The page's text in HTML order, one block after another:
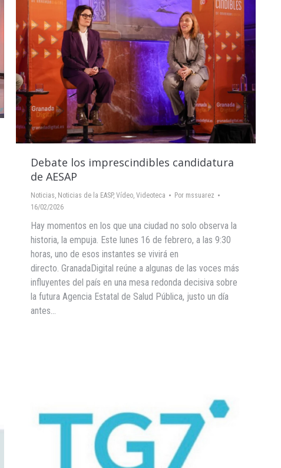
Debate los imprescindibles candidatura
de AESAP
Noticias, Noticias de la EASP, Vídeo, Videoteca Por mssuarez
16/02/2026
Hay momentos en los que una ciudad no solo observa la
historia, la empuja. Este lunes 16 de febrero, a las 9:30
horas, uno de esos instantes se vivirá en
directo. GranadaDigital reúne a algunas de las voces más
influyentes del país en una mesa redonda decisiva sobre
la futura Agencia Estatal de Salud Pública, justo un día
antes…